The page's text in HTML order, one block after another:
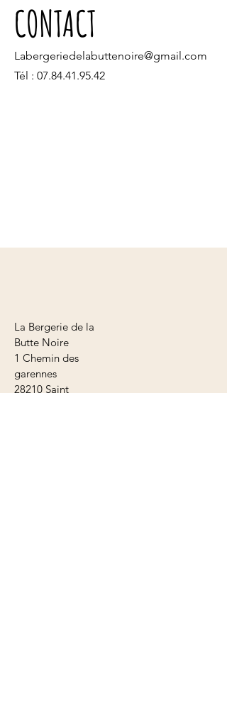
CONTACT
Labergeriedelabuttenoire@gmail.com
Tél : 07.84.41.95.42
La Bergerie de la
Butte Noire
1 Chemin des
garennes
28210 Saint